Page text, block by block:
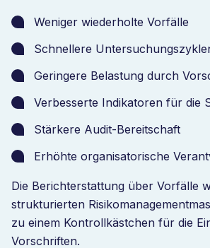
Weniger wiederholte Vorfälle
Schnellere
Geringere Belastung durch
Verbesserte Indikatoren für die
Stärkere Audit-Bereitschaft
Erhöhte organisatorische
Die Berichterstattung über Vorfälle
strukturierten
zu einem Kontrollkästchen für die
Vorschriften.